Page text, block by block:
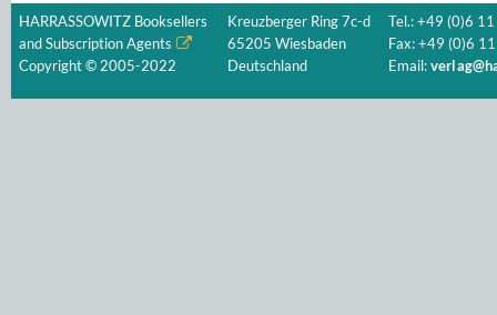
HARRASSOWITZ Booksellers
and Subscription Agents
Copyright © 2005-2022
Kreuzberger Ring 7c-d
65205 Wiesbaden
Deutschland
Tel.: +49 (0)6
Fax: +49 (0)6
Email: